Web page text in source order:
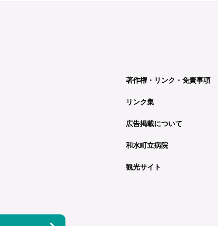
著作権・リンク・免責事項
リンク集
広告掲載について
和水町立病院
観光サイト